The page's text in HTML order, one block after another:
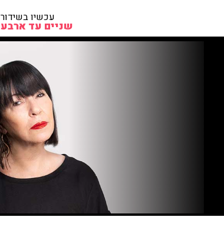
עכשיו בשידור
שניים עד ארבע